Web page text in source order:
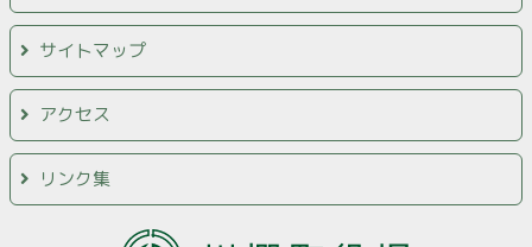
サイトマップ
アクセス
リンク集